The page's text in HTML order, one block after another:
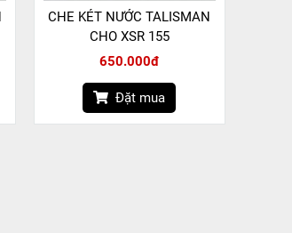
CHE KÉT NƯỚC TALISMAN
CHO XSR 155
650.000đ
Đặt mua